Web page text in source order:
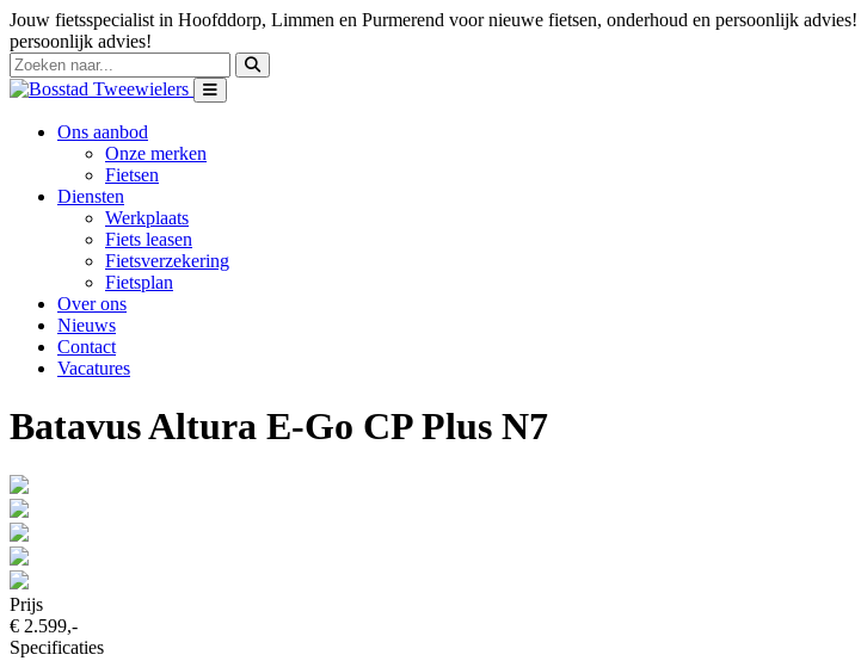
Jouw fietsspecialist in Hoofddorp, Limmen en Purmerend voor nieuwe fietsen, onderhoud en persoonlijk advies!
persoonlijk advies!
Ons aanbod
Onze merken
Fietsen
Diensten
Werkplaats
Fiets leasen
Fietsverzekering
Fietsplan
Over ons
Nieuws
Contact
Vacatures
Batavus Altura E-Go CP Plus N7
Prijs
€ 2.599,-
Specificaties